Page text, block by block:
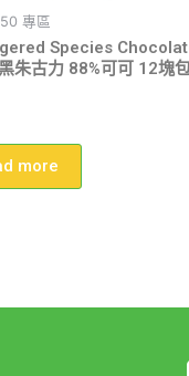
專區
Species
朱古力 88%可可 12塊
more